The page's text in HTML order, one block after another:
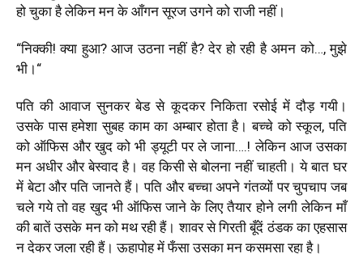
हो चुका है लेकिन मन के आँगन सूरज उगने को राजी नहीं।
“निक्की! क्या हुआ?आज उठना नहीं है?देर हो रही है अमन को…, मुझे
भी।“
पति की आवाज सुनकर बेड से कूदकर निकिता रसोई में दौड़ गयी।
उसके पास हमेशा सुबह काम का अम्बार होता है। बच्चे को स्कूल,पति
को ऑफिस और खुद को भी ड्यूटी पर ले जाना….! लेकिन आज उसका
मन अधीर और बेस्वाद है। वह किसी से बोलना नहीं चाहती। ये बात घर
में बेटा और पति जानते हैं। पति और बच्चा अपने गंतव्यों पर चुपचाप जब
चले गये तो वह खुद भी ऑफिस जाने के लिए तैयार होने लगी लेकिन माँ
की बातें उसके मन को मथ रही हैं। शावर से गिरती बूँदें ठंडक का एहसास
न देकर जला रही हैं। ऊहापोह में फँसा उसका मन कसमसा रहा है।